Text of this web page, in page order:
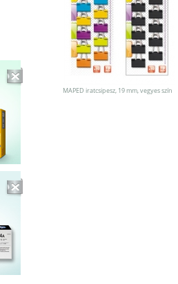
MAPED iratcsipesz, 19 mm, vegyes szín